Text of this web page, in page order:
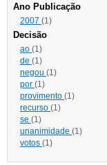
Ano Publicação
2007 (1)
Decisão
ao (1)
de (1)
negou (1)
por (1)
provimento (1)
recurso (1)
se (1)
unanimidade (1)
votos (1)